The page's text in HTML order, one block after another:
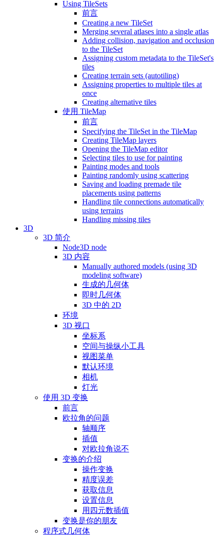
Using TileSets
前言
Creating a new TileSet
Merging several atlases into a single atlas
Adding collision, navigation and occlusion
to the TileSet
Assigning custom metadata to the TileSet's
tiles
Creating terrain sets (autotiling)
Assigning properties to multiple tiles at
once
Creating alternative tiles
使用 TileMap
前言
Specifying the TileSet in the TileMap
Creating TileMap layers
Opening the TileMap editor
Selecting tiles to use for painting
Painting modes and tools
Painting randomly using scattering
Saving and loading premade tile
placements using patterns
Handling tile connections automatically
using terrains
Handling missing tiles
3D
3D 简介
Node3D node
3D 内容
Manually authored models (using 3D
modeling software)
生成的几何体
即时几何体
3D 中的 2D
环境
3D 视口
坐标系
空间与操纵小工具
视图菜单
默认环境
相机
灯光
使用 3D 变换
前言
欧拉角的问题
轴顺序
插值
对欧拉角说不
变换的介绍
操作变换
精度误差
获取信息
设置信息
用四元数插值
变换是你的朋友
程序式几何体